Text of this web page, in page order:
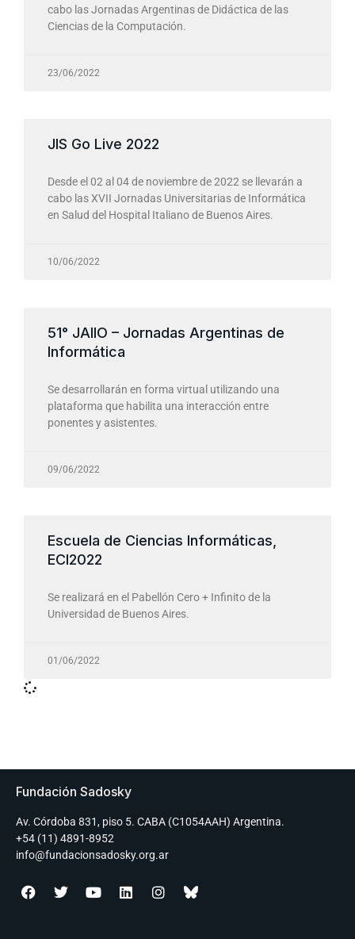
cabo las Jornadas Argentinas de Didáctica de las
Ciencias de la Computación.
23/06/2022
JIS Go Live 2022
Desde el 02 al 04 de noviembre de 2022 se llevarán a
cabo las XVII Jornadas Universitarias de Informática
en Salud del Hospital Italiano de Buenos Aires.
10/06/2022
51° JAIIO – Jornadas Argentinas de
Informática
Se desarrollarán en forma virtual utilizando una
plataforma que habilita una interacción entre
ponentes y asistentes.
09/06/2022
Escuela de Ciencias Informáticas,
ECI2022
Se realizará en el Pabellón Cero + Infinito de la
Universidad de Buenos Aires.
01/06/2022
Fundación Sadosky
Av. Córdoba 831, piso 5. CABA (C1054AAH) Argentina.
+54 (11) 4891-8952
info@fundacionsadosky.org.ar